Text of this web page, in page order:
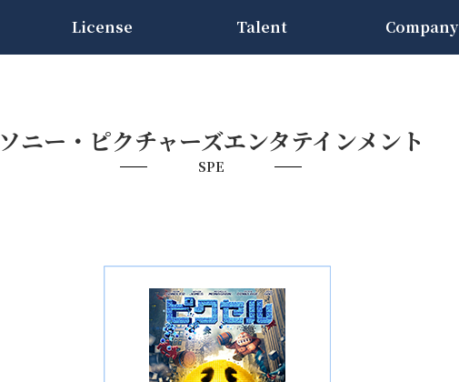
License Talent Company
ソニー・ピクチャーズエンタテインメント
SPE